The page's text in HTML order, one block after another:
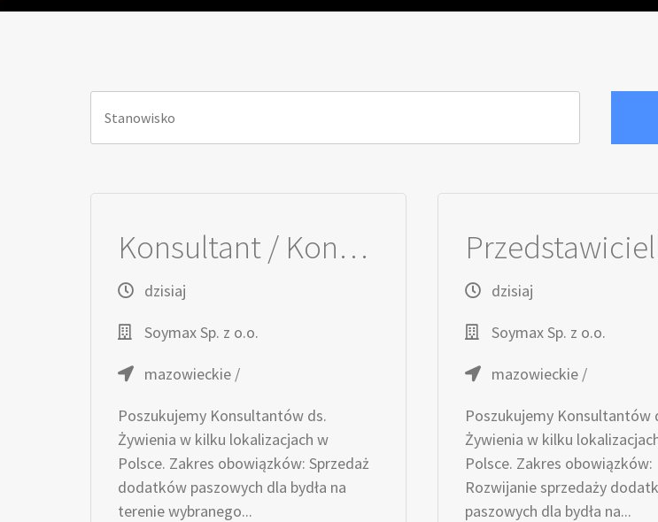
Konsultant / Konsultantka ds. żywienia
dzisiaj
Soymax Sp. z o.o.
mazowieckie /
Poszukujemy Konsultantów ds.
Żywienia w kilku lokalizacjach w
Polsce. Zakres obowiązków: Sprzedaż
dodatków paszowych dla bydła na
terenie wybranego...
dzisiaj
Soymax Sp. z o.o.
mazowieckie /
Poszukujemy Konsultantów
Żywienia w kilku
Polsce. Zakres obowiązków:
Rozwijanie sprzedaży
paszowych dla bydła na...